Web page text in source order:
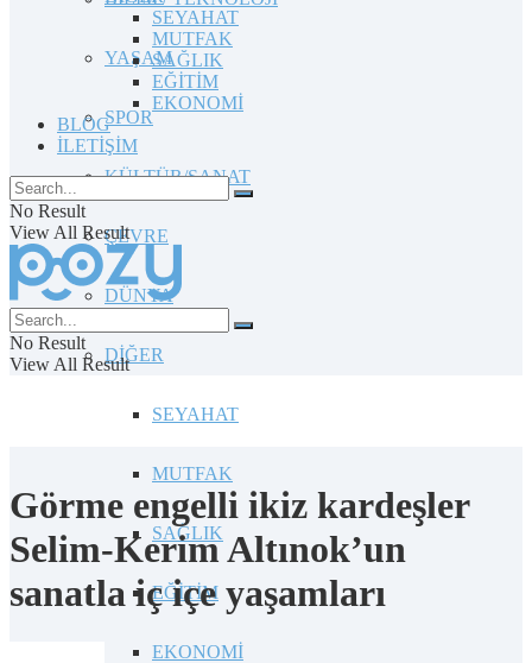
YAŞAM
SPOR
KÜLTÜR/SANAT
ÇEVRE
DÜNYA
DİĞER
SEYAHAT
MUTFAK
SAĞLIK
EĞİTİM
EKONOMİ
SEYAHAT
MUTFAK
SAĞLIK
EĞİTİM
EKONOMİ
BLOG
İLETİŞİM
No Result
View All Result
No Result
View All Result
Görme engelli ikiz kardeşler
Selim-Kerim Altınok’un
sanatla iç içe yaşamları